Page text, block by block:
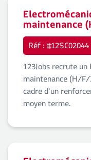
maintenance
Réf : #12SC02044
123Jobs recrute
maintenance (H/
cadre d’un
moyen terme.